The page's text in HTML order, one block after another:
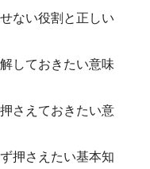
ない役割と正しい
しておきたい意味
さえておきたい意
押さえたい基本知